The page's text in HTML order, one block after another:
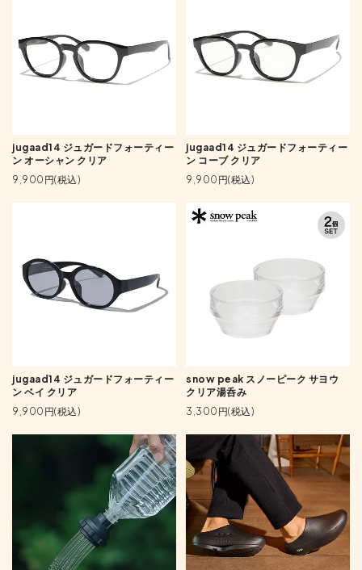
jugaad14 ジュガードフォーティー
ン オーシャン クリア
9,900円(税込)
jugaad14 ジュガードフォーティー
ン コーブ クリア
9,900円(税込)
jugaad14 ジュガードフォーティー
ン ベイ クリア
9,900円(税込)
snow peak スノーピーク サヨウ
クリア湯呑み
3,300円(税込)